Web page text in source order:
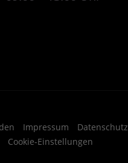
Impressum
Datenschutz
Cookie-Einstellungen